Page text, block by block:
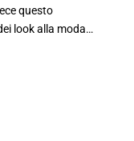
questo
look alla moda…